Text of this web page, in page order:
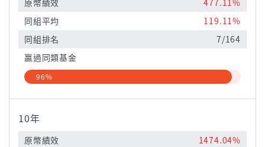
原幣績效
477.11%
同組平均
119.11%
同組排名
7/164
贏過同類基金
96%
10年
原幣績效
1474.04%